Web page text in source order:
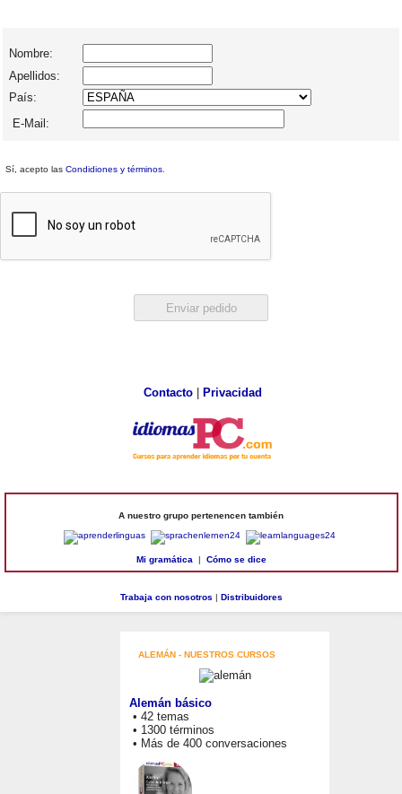
Nombre:
Apellidos:
País:
E-Mail:
Sí, acepto las Condidiones y términos.
Contacto| Privacidad
A nuestro grupo pertenencen también
Mi gramática| Cómo se dice
Trabaja con nosotros Distribuidores
ALEMÁN - NUESTROS CURSOS
Alemán básico
• 42 temas
• 1300 términos
• Más de 400 conversaciones